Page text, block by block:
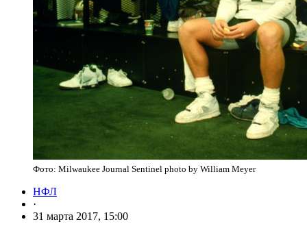
Фото: Milwaukee Journal Sentinel photo by William Meyer
НФЛ
·
31 марта 2017, 15:00